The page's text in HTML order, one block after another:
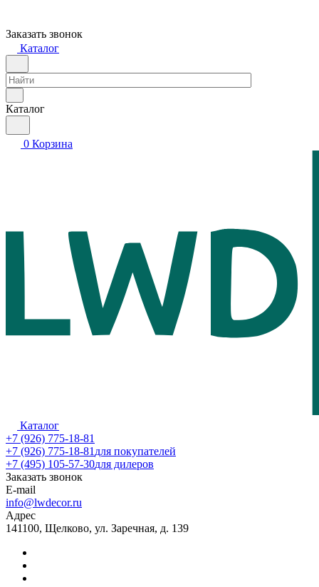
Заказать звонок
Каталог
Каталог
0 Корзина
Каталог
+7 (926) 775-18-81
+7 (926) 775-18-81 для покупателей
+7 (495) 105-57-30для дилеров
Заказать звонок
E-mail
info@lwdecor.ru
Адрес
141100, Щелково, ул. Заречная, д. 139